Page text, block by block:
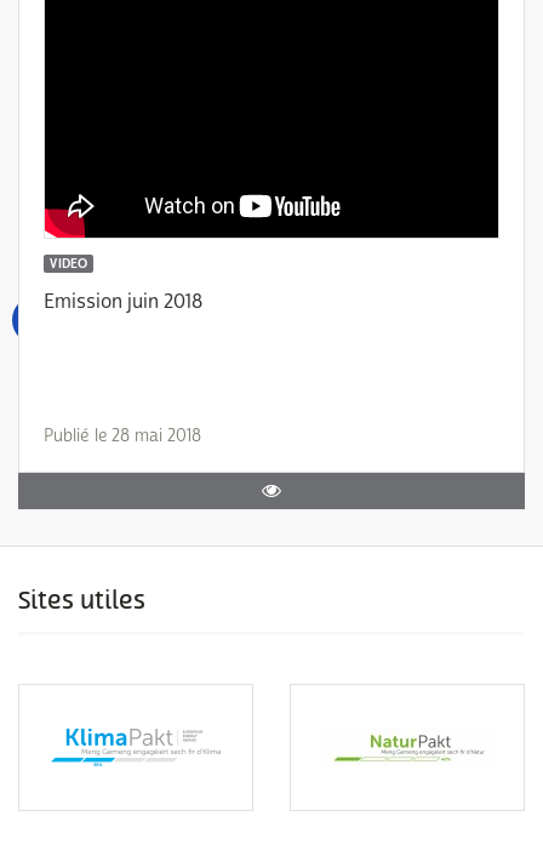
VIDEO
Emission juin 2018
Publié le 28 mai 2018
Sites utiles